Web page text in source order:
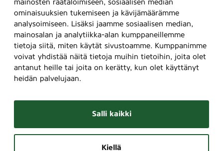
mainosten räätälöimiseen, sosiaalisen median
ominaisuuksien tukemiseen ja kävijämäärämme
analysoimiseen. Lisäksi jaamme sosiaalisen median,
mainosalan ja analytiikka-alan kumppaneillemme
tietoja siitä, miten käytät sivustoamme. Kumppanimme
voivat yhdistää näitä tietoja muihin tietoihin, joita olet
antanut heille tai joita on kerätty, kun olet käyttänyt
heidän palvelujaan.
Salli kaikki
Kiellä